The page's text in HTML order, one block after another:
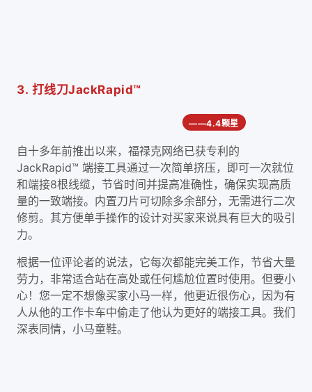
3. 打线刀JackRapid™
——4.4颗星
自十多年前推出以来，福禄克网络已获专利的
JackRapid™ 端接工具通过一次简单挤压，即可一次就位
和端接8根线缆，节省时间并提高准确性，确保实现高质
量的一致端接。内置刀片可切除多余部分，无需进行二次
修剪。其方便单手操作的设计对买家来说具有巨大的吸引
力。
根据一位评论者的说法，它每次都能完美工作，节省大量
劳力，非常适合站在高处或任何尴尬位置时使用。但要小
心！您一定不想像买家小马一样，他更近很伤心，因为有
人从他的工作卡车中偷走了他认为更好的端接工具。我们
深表同情，小马童鞋。